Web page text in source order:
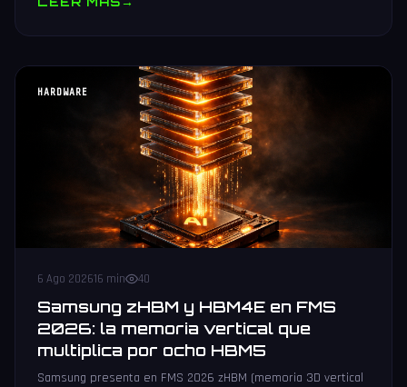
HARDWARE
6 Ago 202616 min 40
Samsung zHBM y HBM4E en FMS
2026: la memoria vertical que
multiplica por ocho HBM5
Samsung presenta en FMS 2026 zHBM (memoria 3D vertical